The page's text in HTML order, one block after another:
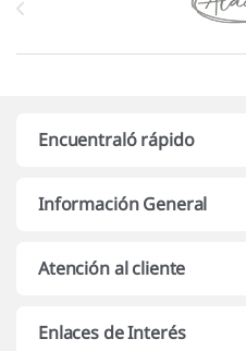
Encuentraló rápido
Información General
Atención al cliente
Enlaces de Interés